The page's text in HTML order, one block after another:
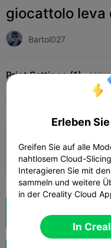
giocattolo leva
Bartol027
Print Settings (1) 

Erleben
Greifen Sie auf alle
nahtlosem Cloud-
Interagieren Sie mit
sammeln und weitere
in der Creality Cloud
In